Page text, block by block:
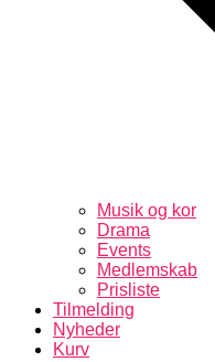
Musik og kor
Drama
Events
Medlemskab
Prisliste
Tilmelding
Nyheder
Kurv